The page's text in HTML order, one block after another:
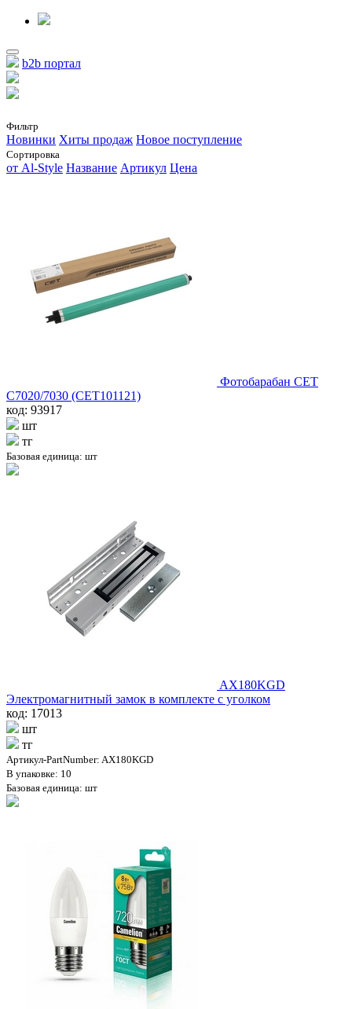
b2b портал
Фильтр
Новинки Хиты продаж Новое поступление
Сортировка
от Al-Style Название Артикул Цена
Фотобарабан CET
C7020/7030 (CET101121)
код: 93917
шт
тг
Базовая единица: шт
AX180KGD
Электромагнитный замок в комплекте с уголком
код: 17013
шт
тг
Артикул-PartNumber: AX180KGD
В упаковке: 10
Базовая единица: шт